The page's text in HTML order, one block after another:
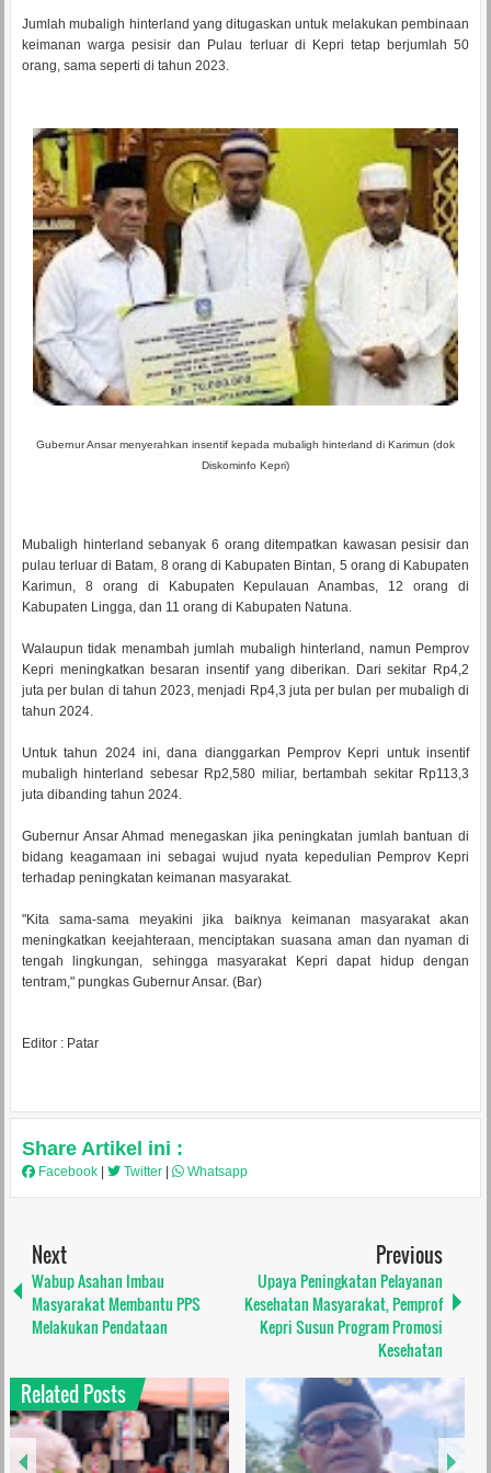
Jumlah mubaligh hinterland yang ditugaskan untuk melakukan pembinaan
keimanan warga pesisir dan Pulau terluar di Kepri tetap berjumlah 50
orang, sama seperti di tahun 2023.
Gubernur Ansar menyerahkan insentif kepada mubaligh hinterland di Karimun (dok
Diskominfo Kepri)
Mubaligh hinterland sebanyak 6 orang ditempatkan kawasan pesisir dan
pulau terluar di Batam, 8 orang di Kabupaten Bintan, 5 orang di Kabupaten
Karimun, 8 orang di Kabupaten Kepulauan Anambas, 12 orang di
Kabupaten Lingga, dan 11 orang di Kabupaten Natuna.
Walaupun tidak menambah jumlah mubaligh hinterland, namun Pemprov
Kepri meningkatkan besaran insentif yang diberikan. Dari sekitar Rp4,2
juta per bulan di tahun 2023, menjadi Rp4,3 juta per bulan per mubaligh di
tahun 2024.
Untuk tahun 2024 ini, dana dianggarkan Pemprov Kepri untuk insentif
mubaligh hinterland sebesar Rp2,580 miliar, bertambah sekitar Rp113,3
juta dibanding tahun 2024.
Gubernur Ansar Ahmad menegaskan jika peningkatan jumlah bantuan di
bidang keagamaan ini sebagai wujud nyata kepedulian Pemprov Kepri
terhadap peningkatan keimanan masyarakat.
"Kita sama-sama meyakini jika baiknya keimanan masyarakat akan
meningkatkan keejahteraan, menciptakan suasana aman dan nyaman di
tengah lingkungan, sehingga masyarakat Kepri dapat hidup dengan
tentram," pungkas Gubernur Ansar. (Bar)
Editor : Patar
Share Artikel ini :
Facebook Twitter Whatsapp
Next
Wabup Asahan Imbau
Masyarakat Membantu PPS
Melakukan Pendataan
Previous
Upaya Peningkatan Pelayanan
Kesehatan Masyarakat, Pemprof
Kepri Susun Program Promosi
Kesehatan
Related Posts